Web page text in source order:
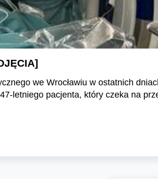
we Wrocławiu w ostatnich
letniego pacjenta, który czeka na